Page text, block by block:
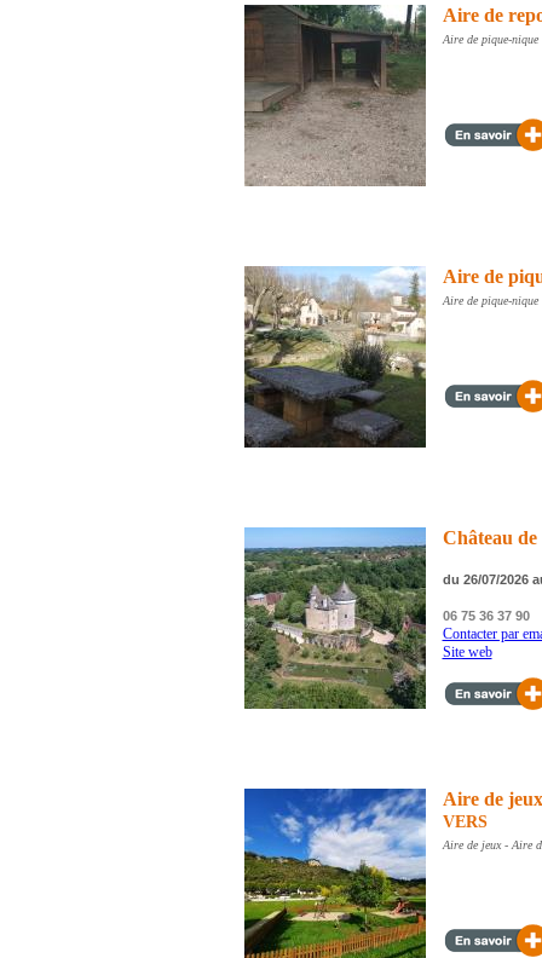
Aire de
Aire de pique-nique
Aire de
Aire de pique-nique
Château de
du 26/07/2026
06 75 36 37 90
Contacter par
Site web
Aire de
VERS
Aire de jeux - Aire